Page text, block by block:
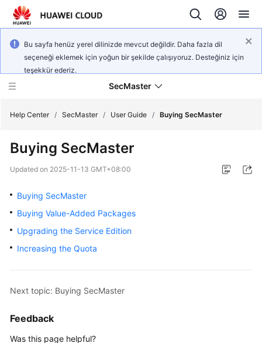
Bu sayfa henüz yerel dilinizde mevcut değildir. Daha fazla dil
seçeneği eklemek için yoğun bir şekilde çalışıyoruz. Desteğiniz için
teşekkür ederiz.
SecMaster
What's
New
Technology
Service
Overview
Getting
User
Help Center / SecMaster / User Guide / Buying SecMaster
Buying SecMaster
Updated on 2025-11-13 GMT+08:00
Buying SecMaster
Buying Value-Added Packages
Upgrading the Service Edition
Increasing the Quota
Next topic: Buying SecMaster
Feedback
Was this page helpful?